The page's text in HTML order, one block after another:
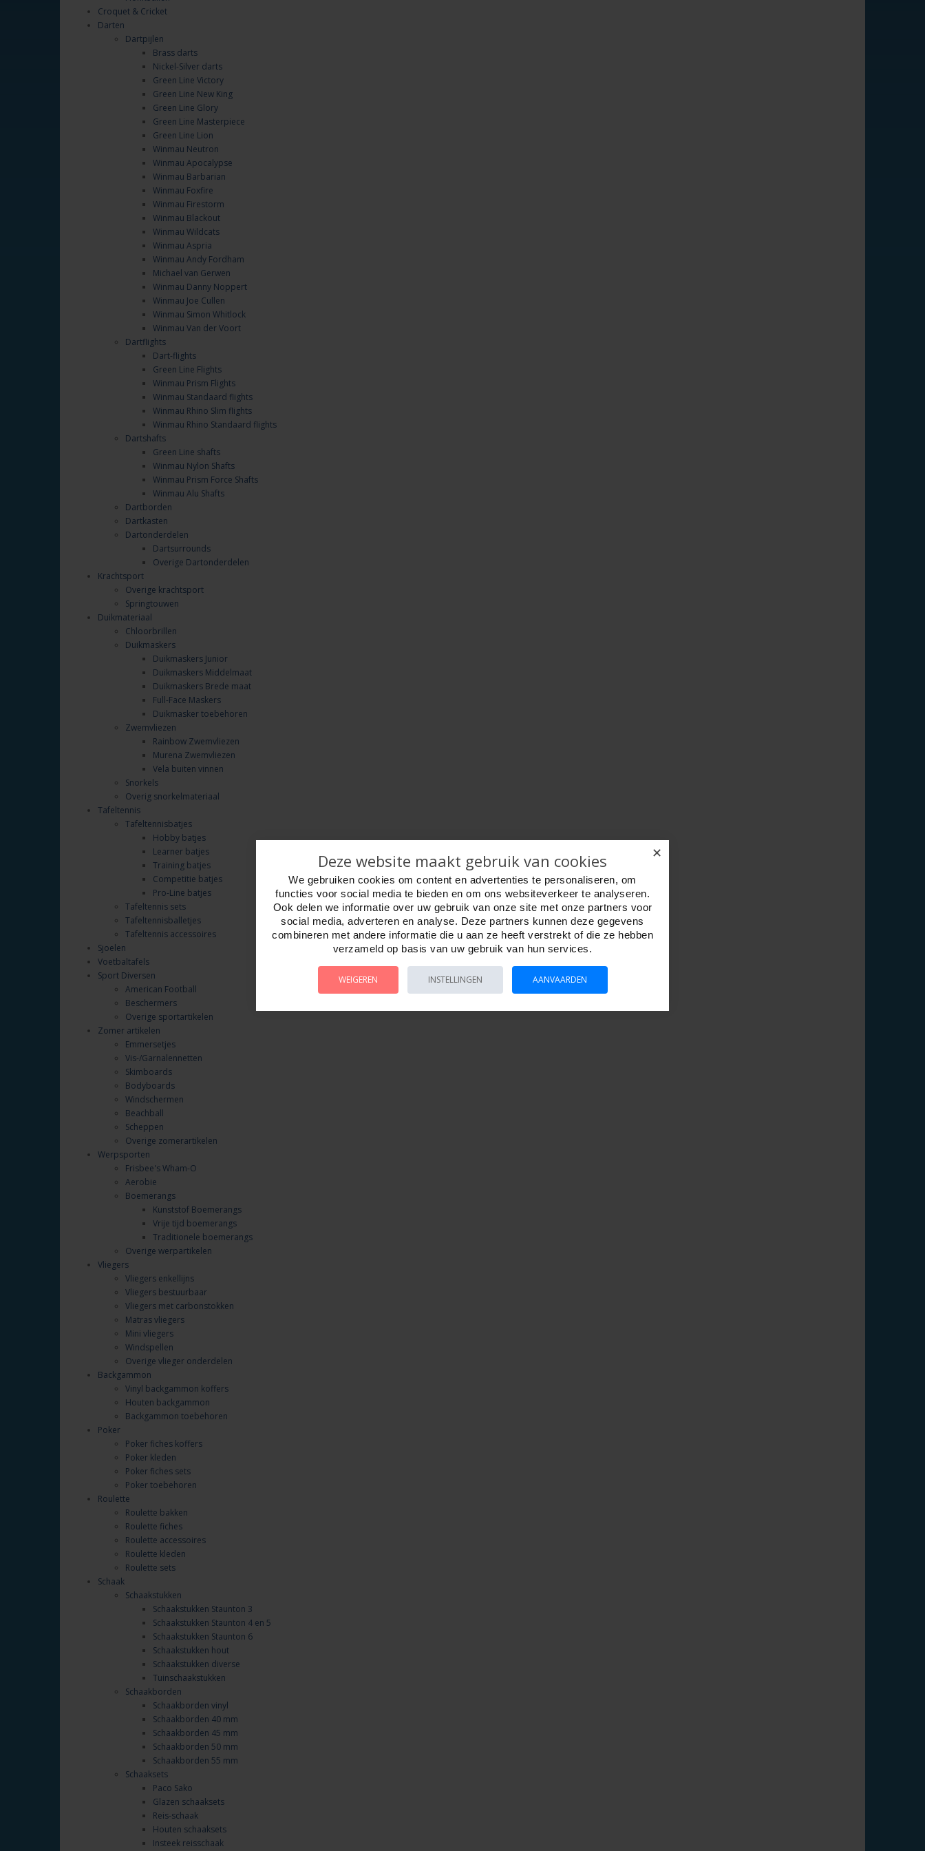
Croquet & Cricket
Darten
Dartpijlen
Brass darts
Nickel-Silver darts
Green Line Victory
Green Line New King
Green Line Glory
Green Line Masterpiece
Green Line Lion
Winmau Neutron
Winmau Apocalypse
Winmau Barbarian
Winmau Foxfire
Winmau Firestorm
Winmau Blackout
Winmau Wildcats
Winmau Aspria
Winmau Andy Fordham
Michael van Gerwen
Winmau Danny Noppert
Winmau Joe Cullen
Winmau Simon Whitlock
Winmau Van der Voort
Dartflights
Dart-flights
Green Line Flights
Winmau Prism Flights
Winmau Standaard flights
Winmau Rhino Slim flights
Winmau Rhino Standaard flights
Dartshafts
Green Line shafts
Winmau Nylon Shafts
Winmau Prism Force Shafts
Winmau Alu Shafts
Dartborden
Dartkasten
Dartonderdelen
Dartsurrounds
Overige Dartonderdelen
Krachtsport
Overige krachtsport
Springtouwen
Duikmateriaal
Chloorbrillen
Duikmaskers
Duikmaskers Junior
Duikmaskers Middelmaat
Duikmaskers Brede maat
Full-Face Maskers
Duikmasker toebehoren
Zwemvliezen
Rainbow Zwemvliezen
Murena Zwemvliezen
Vela buiten vinnen
Snorkels
Overig snorkelmateriaal
Tafeltennis
Tafeltennisbatjes
Hobby batjes
Learner batjes
Training batjes
Competitie batjes
Pro-Line batjes
Tafeltennis sets
Tafeltennisballetjes
Tafeltennis accessoires
Sjoelen
Voetbaltafels
Sport Diversen
American Football
Beschermers
Overige sportartikelen
Zomer artikelen
Emmersetjes
Vis-/Garnalennetten
Skimboards
Bodyboards
Windschermen
Beachball
Scheppen
Overige zomerartikelen
Werpsporten
Frisbee's Wham-O
Aerobie
Boemerangs
Kunststof Boemerangs
Vrije tijd boemerangs
Traditionele boemerangs
Overige werpartikelen
Vliegers
Vliegers enkellijns
Vliegers bestuurbaar
Vliegers met carbonstokken
Matras vliegers
Mini vliegers
Windspellen
Overige vlieger onderdelen
Backgammon
Vinyl backgammon koffers
Houten backgammon
Backgammon toebehoren
Poker
Poker fiches koffers
Poker kleden
Poker fiches sets
Poker toebehoren
Roulette
Roulette bakken
Roulette fiches
Roulette accessoires
Roulette kleden
Roulette sets
Schaak
Schaakstukken
Schaakstukken Staunton 3
Schaakstukken Staunton 4 en 5
Schaakstukken Staunton 6
Schaakstukken hout
Schaakstukken diverse
Tuinschaakstukken
Schaakborden
Schaakborden vinyl
Schaakborden 40 mm
Schaakborden 45 mm
Schaakborden 50 mm
Schaakborden 55 mm
Schaaksets
Paco Sako
Glazen schaaksets
Reis-schaak
Houten schaaksets
Insteek reisschaak
✕
Deze website maakt gebruik van cookies
We gebruiken cookies om content en advertenties te personaliseren, om
functies voor social media te bieden en om ons websiteverkeer te analyseren.
Ook delen we informatie over uw gebruik van onze site met onze partners voor
social media, adverteren en analyse. Deze partners kunnen deze gegevens
combineren met andere informatie die u aan ze heeft verstrekt of die ze hebben
verzameld op basis van uw gebruik van hun services.
WEIGEREN INSTELLINGEN AANVAARDEN